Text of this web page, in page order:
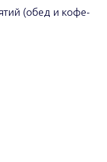
(обед и кофе-